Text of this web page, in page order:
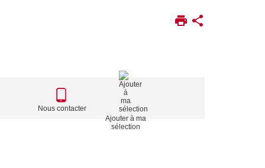
CALL
TO
ACTIONS
Nous contacter
Ajouter à ma
sélection